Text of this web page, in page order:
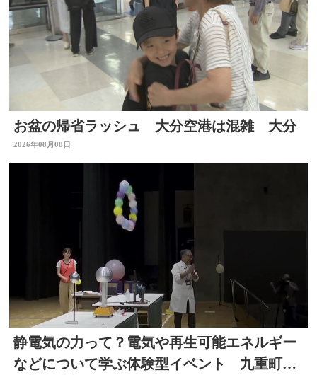
お盆の帰省ラッシュ 大分空港は混雑 大分
2026年08月08日
静電気の力って？電気や再生可能エネルギー
などについて学ぶ体験型イベント 九重町・